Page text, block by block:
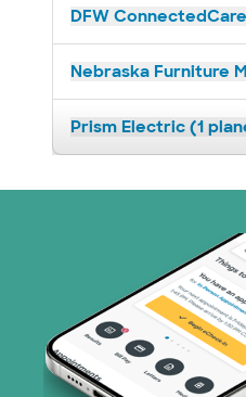
DFW
Nebraska Furniture
Prism Electric (1